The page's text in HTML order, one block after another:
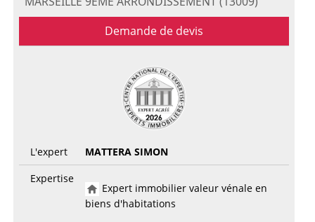
Demande de devis
L'expert
MATTERA SIMON
Expertise
Expert immobilier valeur vénale en
biens d'habitations